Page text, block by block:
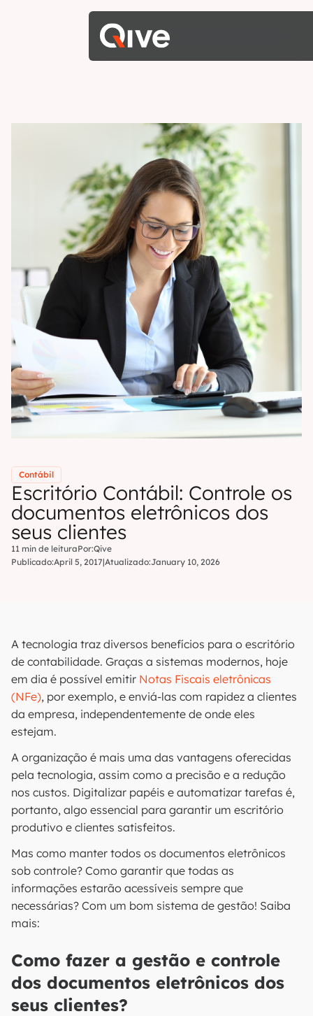
Contábil
Escritório Contábil: Controle os
documentos eletrônicos dos
seus clientes
11 min de leituraPor:Qive
Publicado:April 5, 2017|Atualizado:January 10, 2026
A tecnologia traz diversos benefícios para o escritório
de contabilidade. Graças a sistemas modernos, hoje
em dia é possível emitir Notas Fiscais eletrônicas
(NFe), por exemplo, e enviá-las com rapidez a clientes
da empresa, independentemente de onde eles
estejam.
A organização é mais uma das vantagens oferecidas
pela tecnologia, assim como a precisão e a redução
nos custos. Digitalizar papéis e automatizar tarefas é,
portanto, algo essencial para garantir um escritório
produtivo e clientes satisfeitos.
Mas como manter todos os documentos eletrônicos
sob controle? Como garantir que todas as
informações estarão acessíveis sempre que
necessárias? Com um bom sistema de gestão! Saiba
mais:
Como fazer a gestão e controle
dos documentos eletrônicos dos
seus clientes?